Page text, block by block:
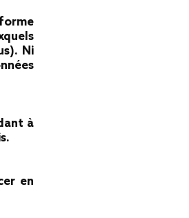
Ni
à
en